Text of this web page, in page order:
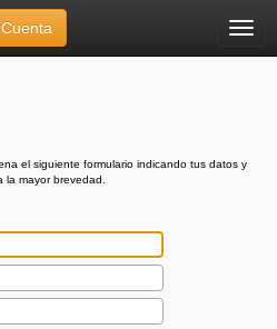
Menú
el siguiente formulario indicando tus datos y
mayor brevedad.